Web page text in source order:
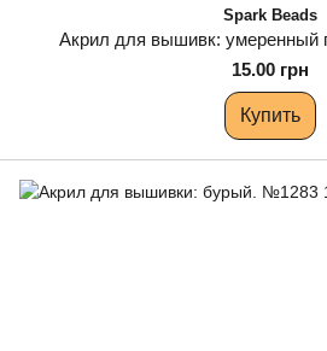
Spark Beads
Акрил для вышивк: умеренный
15.00 грн
Купить